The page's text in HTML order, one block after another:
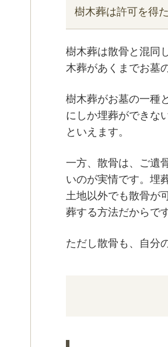
樹木葬は許可を得
樹木葬は散骨と混同
木葬があくまでお墓
樹木葬がお墓の一種
にしか埋葬ができな
といえます。
一方、散骨は、ご遺
いのが実情です。埋
土地以外でも散骨が
葬する方法だからです
ただし散骨も、自分